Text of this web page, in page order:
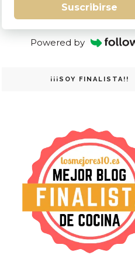
Suscribirse
Powered by
¡¡¡SOY FINALISTA!!